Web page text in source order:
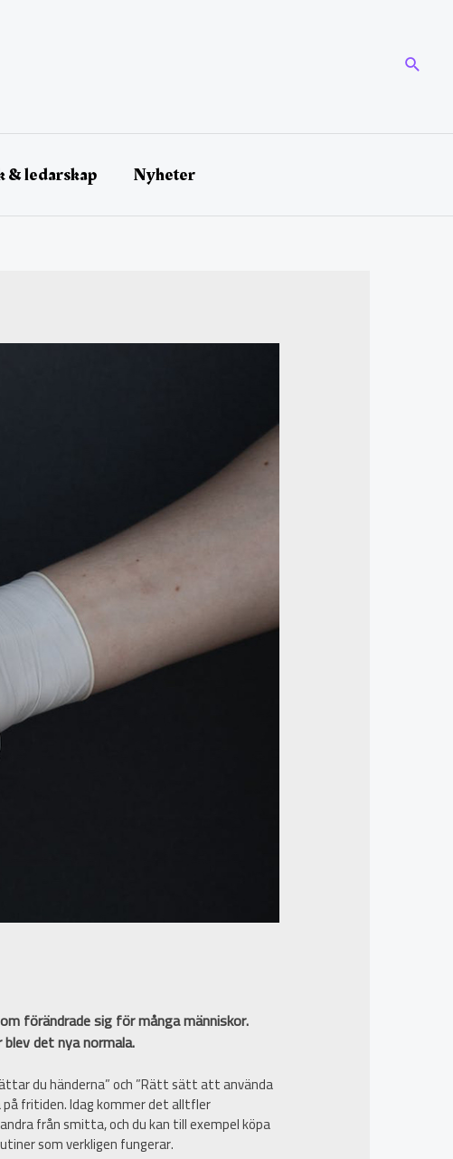
ledarskap Nyheter
förändrade sig för många människor.
det nya normala.
du händerna” och ”Rätt sätt att använda
på fritiden. Idag kommer det alltfler
från smitta, och du kan till exempel köpa
som verkligen fungerar.